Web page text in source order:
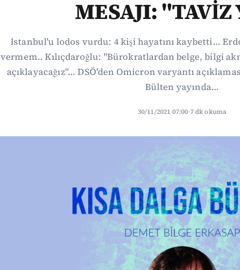
MESAJI: "TAVİZ
İstanbul'u lodos vurdu: 4 kişi hayatını kaybetti...
vermem.. Kılıçdaroğlu: "Bürokratlardan belge, bilgi
açıklayacağız"... DSÖ'den Omicron varyantı
Bülten yayında...
30/11/2021 07:00·7 dk okuma